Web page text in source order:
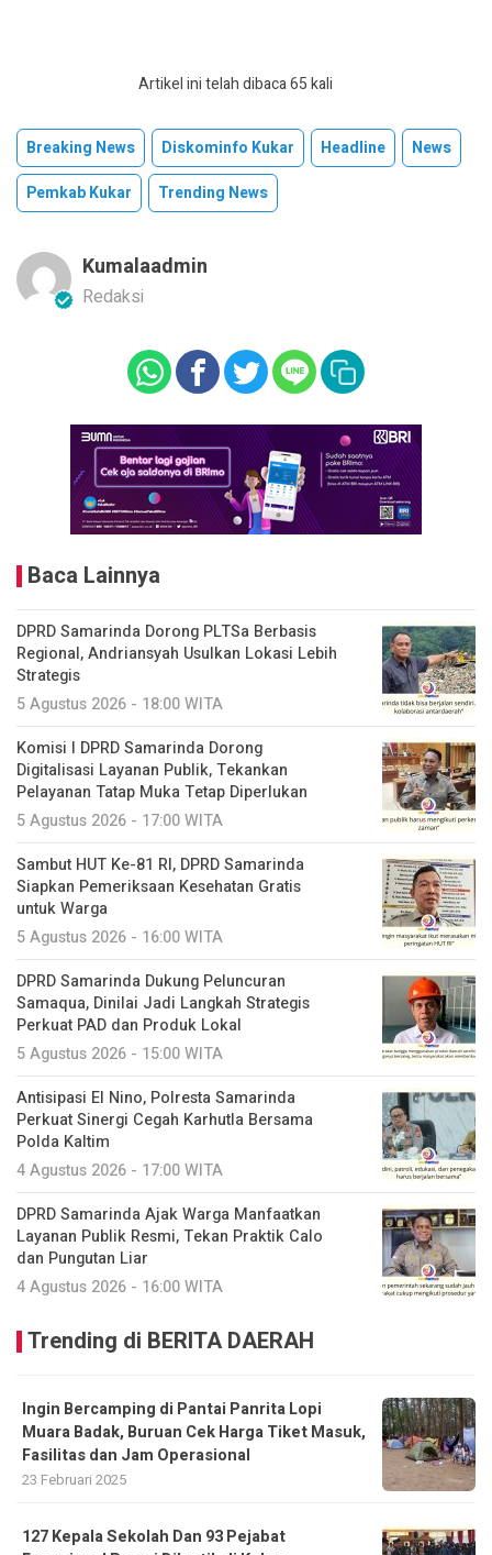
Artikel ini telah dibaca 65 kali
Breaking News Diskominfo Kukar Headline
News
Pemkab Kukar
Trending News
Kumalaadmin
Redaksi
Baca Lainnya
DPRD Samarinda Dorong PLTSa Berbasis
Regional, Andriansyah Usulkan Lokasi Lebih
Strategis
5 Agustus 2026 - 18:00 WITA
Komisi I DPRD Samarinda Dorong
Digitalisasi Layanan Publik, Tekankan
Pelayanan Tatap Muka Tetap Diperlukan
5 Agustus 2026 - 17:00 WITA
Sambut HUT Ke-81 RI, DPRD Samarinda
Siapkan Pemeriksaan Kesehatan Gratis
untuk Warga
5 Agustus 2026 - 16:00 WITA
DPRD Samarinda Dukung Peluncuran
Samaqua, Dinilai Jadi Langkah Strategis
Perkuat PAD dan Produk Lokal
5 Agustus 2026 - 15:00 WITA
Antisipasi El Nino, Polresta Samarinda
Perkuat Sinergi Cegah Karhutla Bersama
Polda Kaltim
4 Agustus 2026 - 17:00 WITA
DPRD Samarinda Ajak Warga Manfaatkan
Layanan Publik Resmi, Tekan Praktik Calo
dan Pungutan Liar
4 Agustus 2026 - 16:00 WITA
Trending di BERITA DAERAH
Ingin Bercamping di Pantai Panrita Lopi
Muara Badak, Buruan Cek Harga Tiket Masuk,
Fasilitas dan Jam Operasional
23 Februari 2025
127 Kepala Sekolah Dan 93 Pejabat